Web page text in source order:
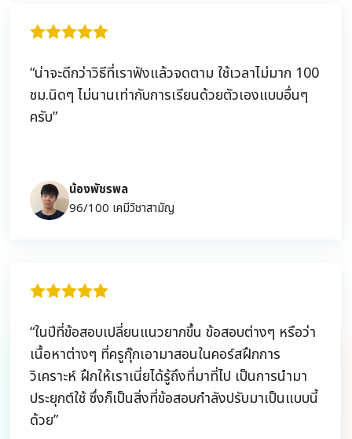
“น่าจะดีกว่าวิธีที่เราฟังแล้วจดตาม ใช้เวลาไม่มาก 100
ชม.นิดๆ ไม่นานเท่ากับการเรียนด้วยตัวเองแบบอื่นๆ
ครับ”
น้องพัชรพล
96/100 เคมีวิชาสามัญ
“ในปีที่ข้อสอบเปลี่ยนแนวยากขึ้น ข้อสอบต่างๆ หรือว่า
เนื้อหาต่างๆ ที่ครูกุ๊กเอามาสอนในคอร์สฝึกการ
วิเคราะห์ ฝึกให้เราเนี่ยได้รู้ถึงที่มาที่ไป เป็นการนำมา
ประยุกต์ใช้ ซึ่งก็เป็นสิ่งที่ข้อสอบกำลังปรับมาเป็นแบบนี้
ด้วย”